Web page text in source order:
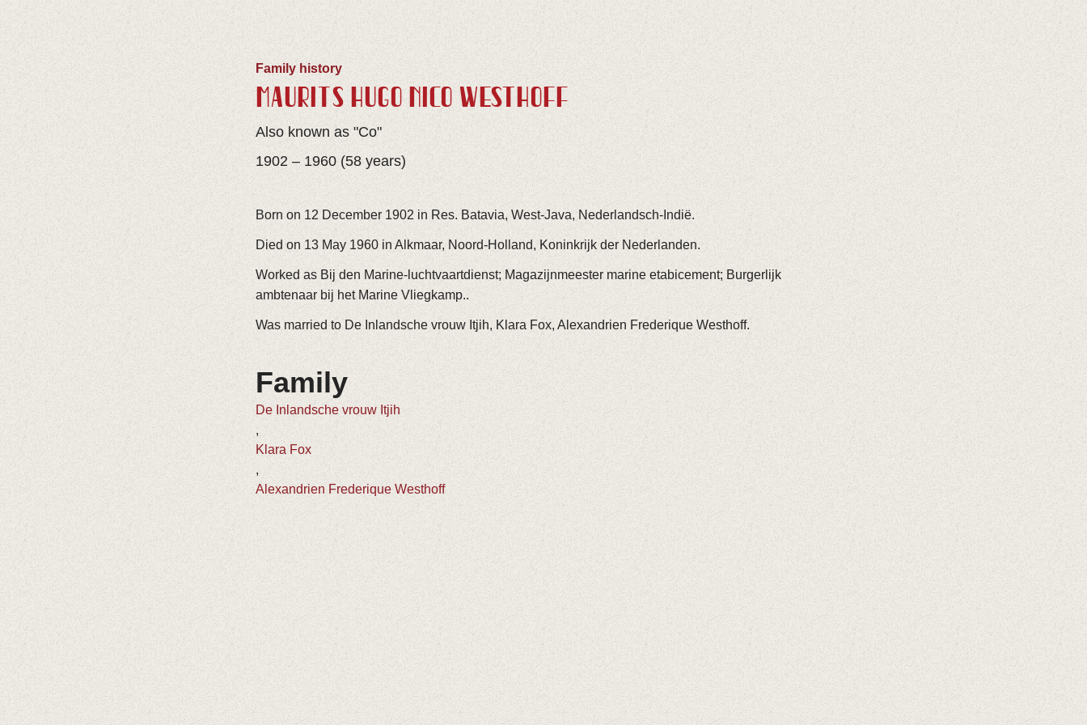
Family history
MAURITS HUGO NICO WESTHOFF
Also known as "Co"
1902 – 1960 (58 years)
Born on 12 December 1902 in Res. Batavia, West-Java, Nederlandsch-Indië.
Died on 13 May 1960 in Alkmaar, Noord-Holland, Koninkrijk der Nederlanden.
Worked as Bij den Marine-luchtvaartdienst; Magazijnmeester marine etabicement; Burgerlijk
ambtenaar bij het Marine Vliegkamp..
Was married to De Inlandsche vrouw Itjih, Klara Fox, Alexandrien Frederique Westhoff.
Family
De Inlandsche vrouw Itjih
,
Klara Fox
,
Alexandrien Frederique Westhoff